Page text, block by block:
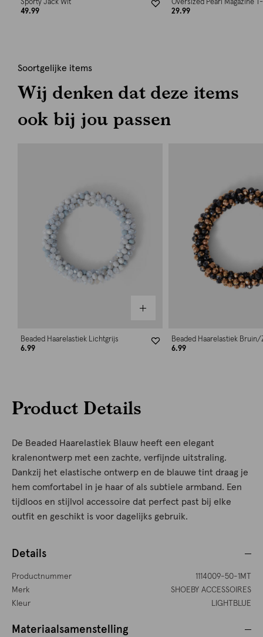
Sporty Jack Wit
49.99
Oversized Pearl Magazine
29.99
Soortgelijke items
Wij denken dat deze items
ook bij jou passen
Beaded Haarelastiek Lichtgrijs
6.99
Beaded Haarelastiek Bruin/
6.99
Product Details
De Beaded Haarelastiek Blauw heeft een elegant
kralenontwerp met een zachte, verfijnde uitstraling.
Dankzij het elastische ontwerp en de blauwe tint draag je
hem comfortabel in je haar of als subtiele armband. Een
tijdloos en stijlvol accessoire dat perfect past bij elke
outfit en geschikt is voor dagelijks gebruik.
Details
Productnummer
1114009-50-1MT
Merk
SHOEBY ACCESSOIRES
Kleur
LIGHTBLUE
Materiaalsamenstelling